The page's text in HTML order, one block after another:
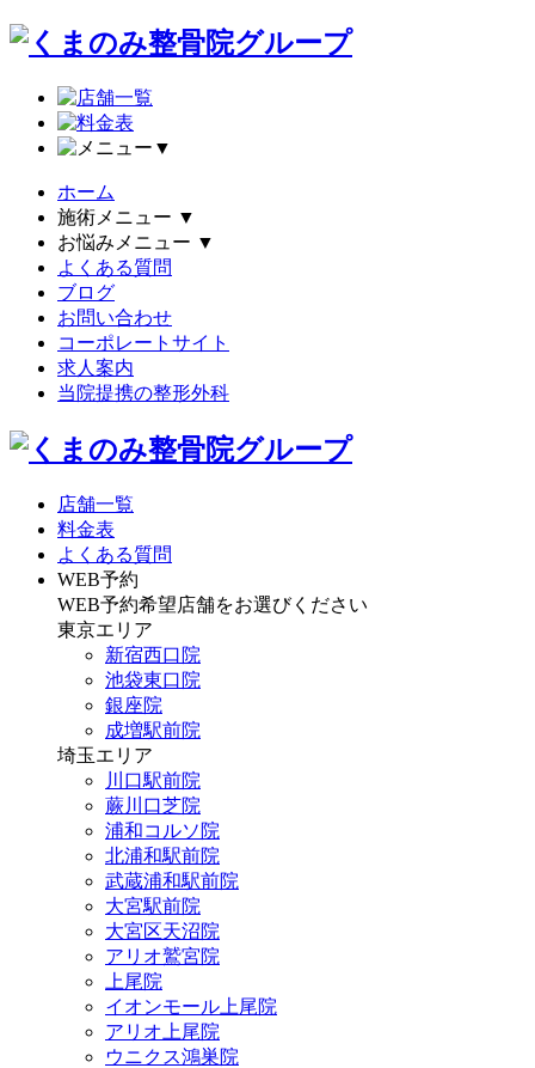
▼
ホーム
施術メニュー ▼
お悩みメニュー ▼
よくある質問
ブログ
お問い合わせ
コーポレートサイト
求人案内
当院提携の整形外科
店舗一覧
料金表
よくある質問
WEB予約
WEB予約希望店舗をお選びください
東京エリア
新宿西口院
池袋東口院
銀座院
成増駅前院
埼玉エリア
川口駅前院
蕨川口芝院
浦和コルソ院
北浦和駅前院
武蔵浦和駅前院
大宮駅前院
大宮区天沼院
アリオ鷲宮院
上尾院
イオンモール上尾院
アリオ上尾院
ウニクス鴻巣院